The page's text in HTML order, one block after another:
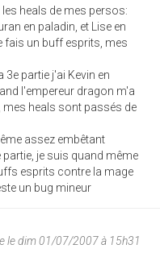
heals de mes persos:
en paladin, et Lise en
fais un buff esprits, mes
3e partie j'ai Kevin en
l'empereur dragon m'a
mes heals sont passés de
assez embêtant
je suis quand même
esprits contre la mage
un bug mineur
le dim 01/07/2007 à 15h31